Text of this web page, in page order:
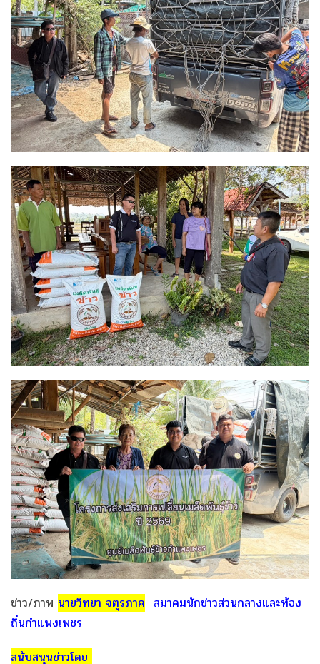
ข่าว/ภาพ นายวิทยา จตุรภาค สมาคมนักข่าวส่วนกลางและท้อง
ถิ่นกำแพงเพชร
สนับสนุนข่าวโดย